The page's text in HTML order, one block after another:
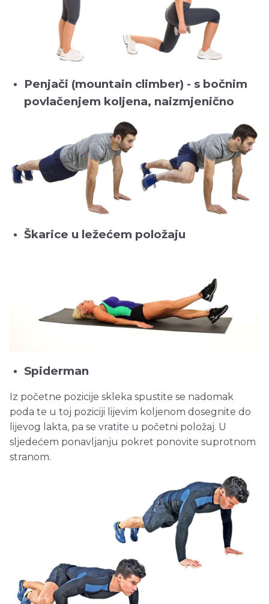
Penjači (mountain climber) - s bočnim
povlačenjem koljena, naizmjenično
Škarice u ležećem položaju
Spiderman
Iz početne pozicije skleka spustite se nadomak
poda te u toj poziciji lijevim koljenom dosegnite do
lijevog lakta, pa se vratite u početni položaj. U
sljedećem ponavljanju pokret ponovite suprotnom
stranom.